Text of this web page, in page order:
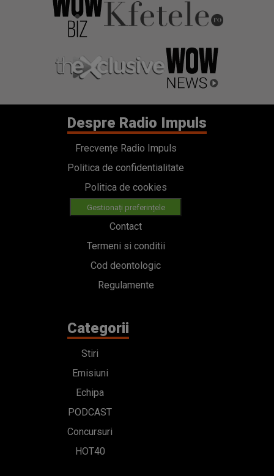
Despre Radio Impuls
Frecvențe Radio Impuls
Politica de confidentialitate
Politica de cookies
Gestionați preferințele
Contact
Termeni si conditii
Cod deontologic
Regulamente
Categorii
Stiri
Emisiuni
Echipa
PODCAST
Concursuri
HOT40